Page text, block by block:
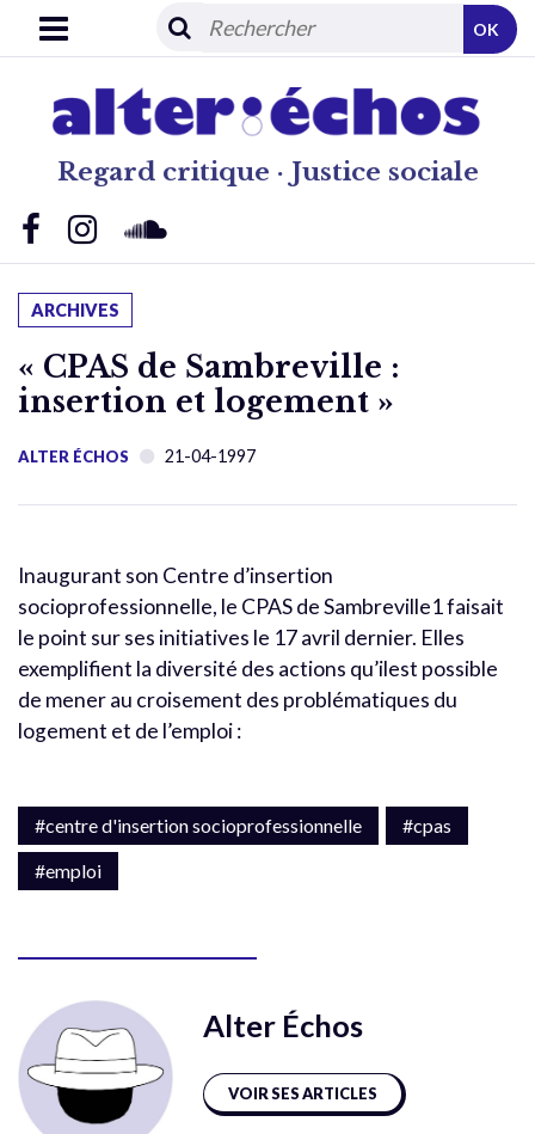
Regard critique · Justice sociale
OK
ARCHIVES
« CPAS de Sambreville :
insertion et logement »
ALTER ÉCHOS 21-04-1997
Inaugurant son Centre d’insertion
socioprofessionnelle, le CPAS de Sambreville1 faisait
le point sur ses initiatives le 17 avril dernier. Elles
exemplifient la diversité des actions qu’ilest possible
de mener au croisement des problématiques du
logement et de l’emploi :
#centre d'insertion socioprofessionnelle
#cpas
#emploi
Alter Échos
VOIR SES ARTICLES